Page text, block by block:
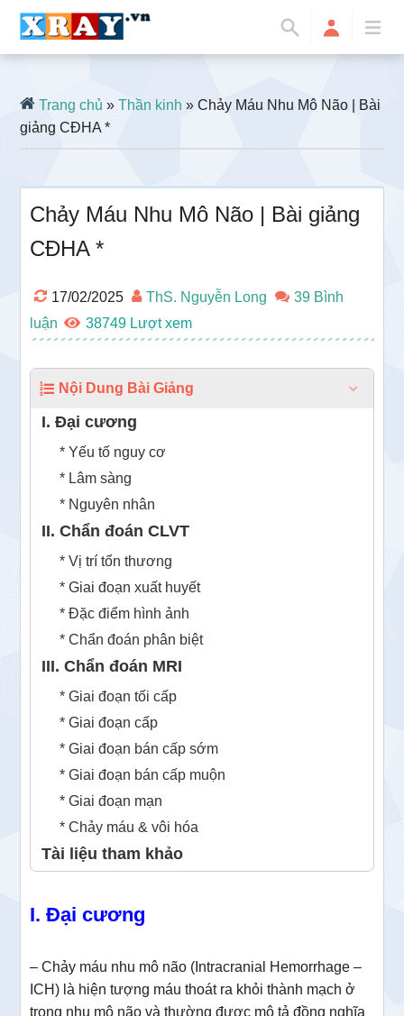
Trang chủ »Thần kinh » Chảy Máu Nhu Mô Não | Bài
giảng CĐHA *
Chảy Máu Nhu Mô Não | Bài giảng
CĐHA *
17/02/2025 ThS. Nguyễn Long
39 Bình
luận
38749
Nội Dung Bài Giảng
I. Đại cương
* Yếu tố nguy cơ
* Lâm sàng
* Nguyên nhân
II. Chẩn đoán CLVT
* Vị trí tổn thương
* Giai đoạn xuất huyết
* Đặc điểm hình ảnh
* Chẩn đoán phân biệt
III. Chẩn đoán MRI
* Giai đoạn tối cấp
* Giai đoạn cấp
* Giai đoạn bán cấp sớm
* Giai đoạn bán cấp muộn
* Giai đoạn mạn
* Chảy máu & vôi hóa
Tài liệu tham khảo
I. Đại cương
– Chảy máu nhu mô não (Intracranial Hemorrhage –
ICH) là hiện tượng máu thoát ra khỏi thành mạch ở
trong nhu mô não và thường được mô tả đồng nghĩa